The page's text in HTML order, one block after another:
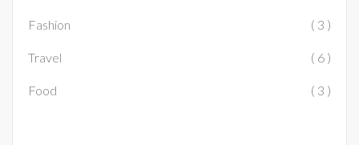
Fashion ( 3 )
Travel ( 6 )
Food ( 3 )